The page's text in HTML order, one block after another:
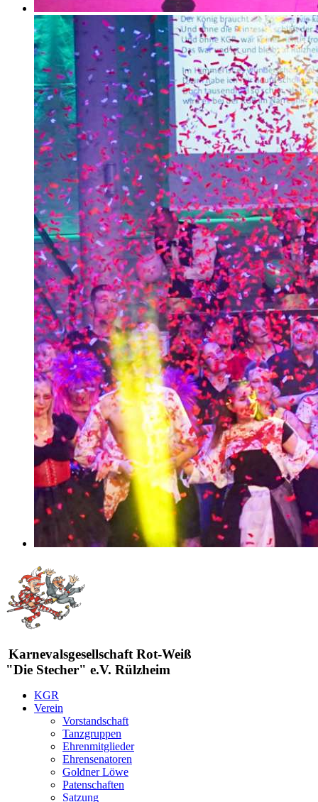
Karnevalsgesellschaft Rot-Weiß
"Die Stecher" e.V. Rülzheim
KGR
Verein
Vorstandschaft
Tanzgruppen
Ehrenmitglieder
Ehrensenatoren
Goldner Löwe
Patenschaften
Satzung